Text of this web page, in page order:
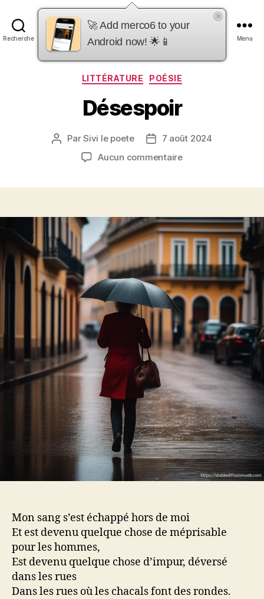
Recherche
merco6
Menu
Catégories
LITTÉRATURE POÉSIE
Désespoir
Auteur
l’article
ParSivi le poete
Date7 août 2024
Aucun commentairesur
Mon sang s’est échappé hors de moi
Et est devenu quelque chose de méprisable
pour les hommes,
Est devenu quelque chose d’impur, déversé
dans les rues
Dans les rues où les chacals font des rondes.
🚀 Add merco6 to your
Android now! 🌟📱
×